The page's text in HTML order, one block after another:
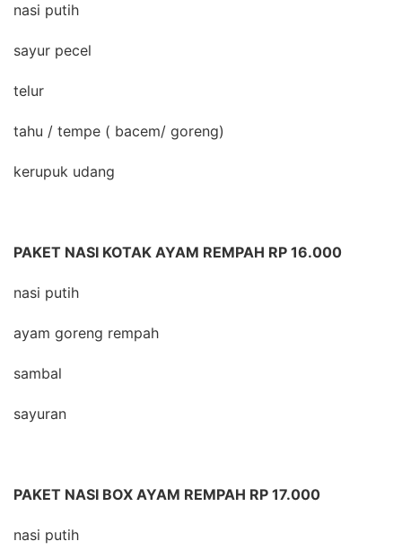
nasi putih
sayur pecel
telur
tahu / tempe ( bacem/ goreng)
kerupuk udang
PAKET NASI KOTAK AYAM REMPAH RP 16.000
nasi putih
ayam goreng rempah
sambal
sayuran
PAKET NASI BOX AYAM REMPAH RP 17.000
nasi putih